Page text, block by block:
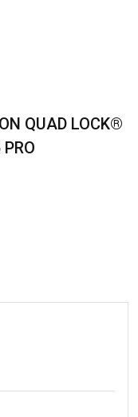
QUAD LOCK®